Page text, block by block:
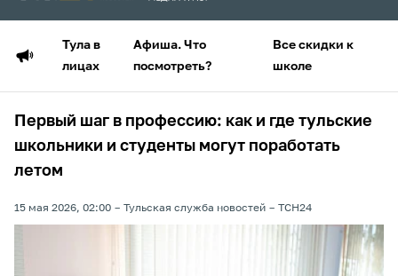
Тула в
лицах
Афиша. Что
посмотреть?
Все скидки к
школе
Первый шаг в профессию: как и где тульские
школьники и студенты могут поработать
летом
15 мая 2026, 02:00 Тульская служба новостей ТСН24